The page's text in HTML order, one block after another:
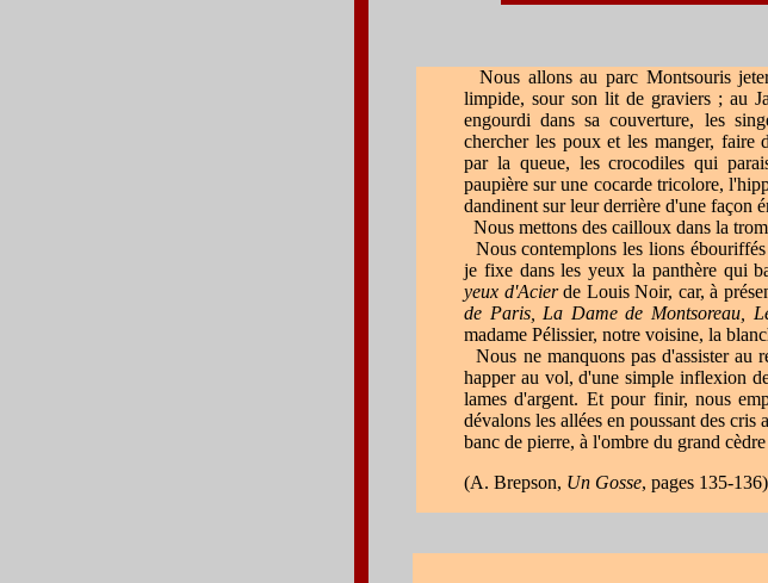
Nous allons au parc Montsouris
limpide, sour son lit de graviers ; au
engourdi dans sa couverture, les
chercher les poux et les manger, faire
par la queue, les crocodiles qui
paupière sur une cocarde tricolore,
dandinent sur leur derrière d'une façon
Nous mettons des cailloux dans la
Nous contemplons les lions
je fixe dans les yeux la panthère qui
yeux d'Acierde Louis Noir, car, à
de Paris, La Dame de Montsoreau,
madame Pélissier, notre voisine, la
Nous ne manquons pas d'assister au
happer au vol, d'une simple inflexion
lames d'argent. Et pour finir, nous
dévalons les allées en poussant des
banc de pierre, à l'ombre du grand
(A. Brepson, Un Gosse, pages 135-136)